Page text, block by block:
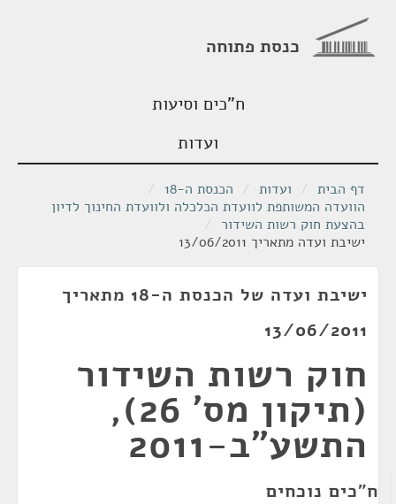
כנסת פתוחה
ח"כים וסיעות
ועדות
דף הבית / ועדות / הכנסת ה-18
/
הוועדה המשותפת לוועדת הכלכלה ולוועדת החינוך לדיון
בהצעת חוק רשות השידור /
ישיבת ועדה מתאריך 13/06/2011
ישיבת ועדה של הכנסת ה-18 מתאריך
13/06/2011
חוק רשות השידור
(תיקון מס' 26),
התשע"ב-2011
ח"כים נוכחים